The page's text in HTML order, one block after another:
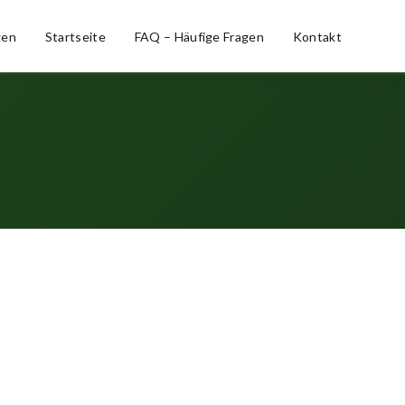
Startseite FAQ – Häufige Fragen Kontakt